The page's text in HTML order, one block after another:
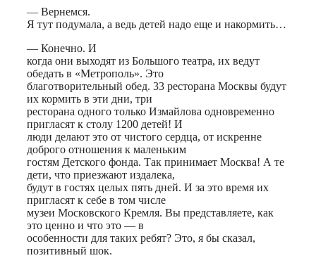
— Вернемся.
Я тут подумала, а ведь детей надо еще и накормить…
— Конечно. И
когда они выходят из Большого театра, их ведут
обедать в «Метрополь». Это
благотворительный обед. 33 ресторана Москвы будут
их кормить в эти дни, три
ресторана одного только Измайлова одновременно
пригласят к столу 1200 детей! И
люди делают это от чистого сердца, от искренне
доброго отношения к маленьким
гостям Детского фонда. Так принимает Москва! А те
дети, что приезжают издалека,
будут в гостях целых пять дней. И за это время их
пригласят к себе в том числе
музеи Московского Кремля. Вы представляете, как
это ценно и что это — в
особенности для таких ребят? Это, я бы сказал,
позитивный шок.